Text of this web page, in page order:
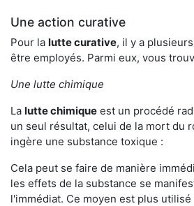
Une action curative
Pour la lutte curative, il y a
être employés. Parmi eux, vous
Une lutte chimique
La lutte chimique est un procédé
un seul résultat, celui de la mort du
ingère une substance toxique :
Cela peut se faire de manière
les effets de la substance se
l'immédiat. Ce moyen est plus